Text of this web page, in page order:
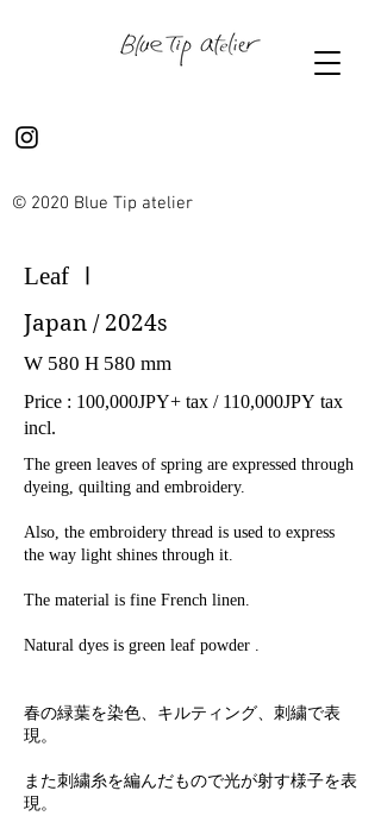
© 2020 Blue Tip atelier
Leaf Ⅰ
Japan / 2024s
W 580 H 580 mm
Price : 100,000JPY+ tax / 110,000JPY tax
incl.
The green leaves of spring are expressed through
dyeing, quilting and embroidery.
Also, the embroidery thread is used to express
the way light shines through it.
The material is fine French linen.
Natural dyes is green leaf powder .
春の緑葉を染色、キルティング、刺繍で表
現。
また刺繍糸を編んだもので光が射す様子を表
現。